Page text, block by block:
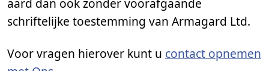
aard dan ook zonder voorafgaande
schriftelijke toestemming van Armagard Ltd.
Voor vragen hierover kunt u contact opnemen